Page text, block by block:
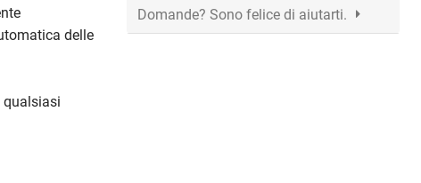
delle
qualsiasi
Domande? Sono felice di aiutarti.